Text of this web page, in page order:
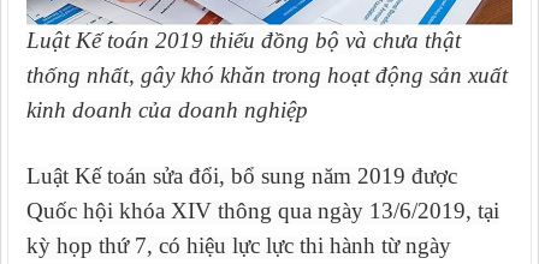
Luật Kế toán 2019 thiếu đồng bộ và chưa thật
thống nhất, gây khó khăn trong hoạt động sản xuất
kinh doanh của doanh nghiệp
Luật Kế toán sửa đổi, bổ sung năm 2019 được
Quốc hội khóa XIV thông qua ngày 13/6/2019, tại
kỳ họp thứ 7, có hiệu lực lực thi hành từ ngày